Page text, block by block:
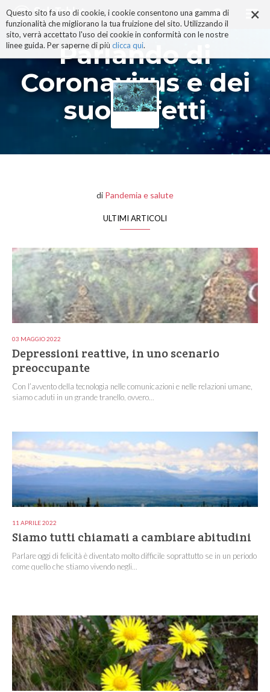
×
Questo sito fa uso di cookie, i cookie consentono una gamma di
funzionalità che migliorano la tua fruizione del sito. Utilizzando il
sito, verrà accettato l'uso dei cookie in conformità con le nostre
linee guida. Per saperne di più clicca qui.
ai
contenuti.
|
alla
navigazione
Parlando di
Coronavirus e dei
suoi effetti
di Pandemia e salute
ULTIMI ARTICOLI
03 MAGGIO 2022
Depressioni reattive, in uno scenario
preoccupante
Con l’avvento della tecnologia nelle comunicazioni e nelle relazioni umane,
siamo caduti in un grande tranello, ovvero...
11 APRILE 2022
Siamo tutti chiamati a cambiare abitudini
Parlare oggi di felicità è diventato molto difficile soprattutto se in un periodo
come quello che stiamo vivendo negli...